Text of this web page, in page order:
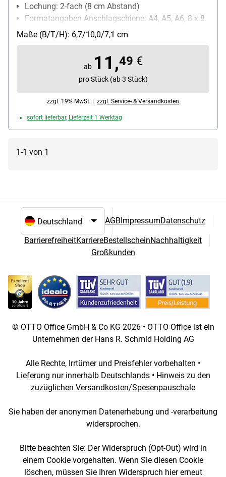
Lochung: 2-fach (8 cm Abstand)
Formatangaben Anschlagschiene: A4, A5, A6, 8 x 8
x 8 cm (für 4-fach-Lochung), US Quart, Folio
Material: Metall, Kunststoffboden
Maße (B/T/H): 6,7/10,0/7,1 cm
ab 11,49 €
pro Stück (ab 3 Stück)
zzgl. 19% MwSt. | zzgl. Service- & Versandkosten
sofort lieferbar, Lieferzeit 1 Werktag
1-1 von 1
Sprach- und Landesauswahl
AGB ImpressumDatenschutz
BarrierefreiheitKarriereBestellscheinNachhaltigkeit
Großkunden
© OTTO Office GmbH & Co KG 2026 • OTTO Office ist ein
Unternehmen der Hans R. Schmid Holding AG
Alle Rechte, Irrtümer und Preisfehler vorbehalten •
Lieferung nur innerhalb Deutschlands • Hinweis zu den
zuzüglichen Versandkosten/Spesenpauschale
Sie haben der anonymen Datenerhebung und -verarbeitung
widersprochen.
Bitte beachten Sie: Der Widerspruch (Opt-Out) wird in
einem Cookie vorgehalten. Wenn Sie diesen Cookie
löschen, müssen Sie Ihren Widerspruch hier erneut